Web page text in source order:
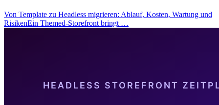
Von Template zu Headless migrieren: Ablauf, Kosten, Wartung und
RisikenEin Themed-Storefront bringt …